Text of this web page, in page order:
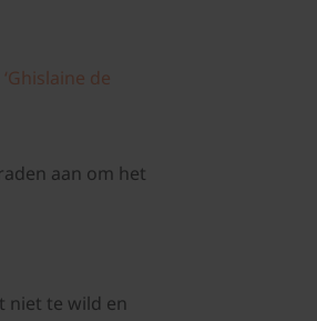
‘Ghislaine de
aan om het
niet te wild en